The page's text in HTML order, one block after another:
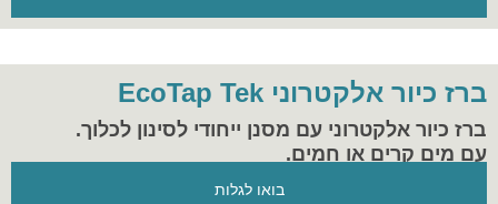
ברז כיור אלקטרוני EcoTap Tek
ברז כיור אלקטרוני עם מסנן ייחודי לסינון לכלוך.
עם מים קרים או חמים.
בואו לגלות